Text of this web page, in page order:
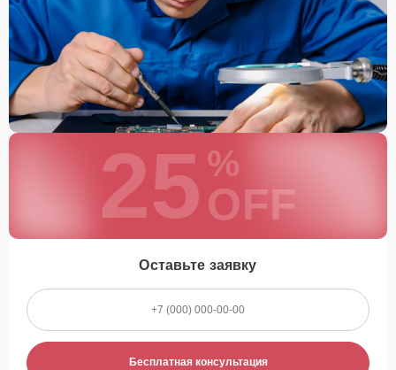
25 %
OFF
Оставьте заявку
Бесплатная консультация